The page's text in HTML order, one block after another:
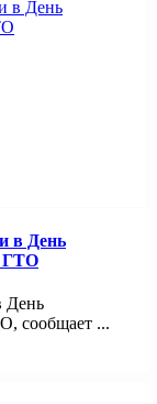
в День
ГТО
День
сообщает ...